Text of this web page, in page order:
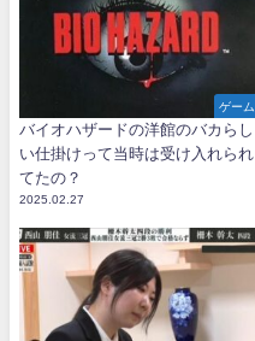
ゲーム
バイオハザードの洋館のバカらし
い仕掛けって当時は受け入れられ
てたの？
2025.02.27